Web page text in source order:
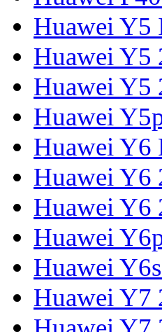
Huawei
Huawei Y5
Huawei
Huawei
Huawei Y6
Huawei Y6
Huawei
Huawei
Huawei
Huawei Y7